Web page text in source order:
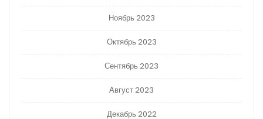
Ноябрь 2023
Октябрь 2023
Сентябрь 2023
Август 2023
Декабрь 2022